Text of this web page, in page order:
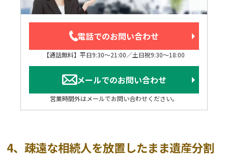
電話でのお問い合わせ
【通話無料】平日9:30～21:00／土日祝9:30～18:00
メールでのお問い合わせ
営業時間外はメールでお問い合わせください。
4、疎遠な相続人を放置したまま遺産分割